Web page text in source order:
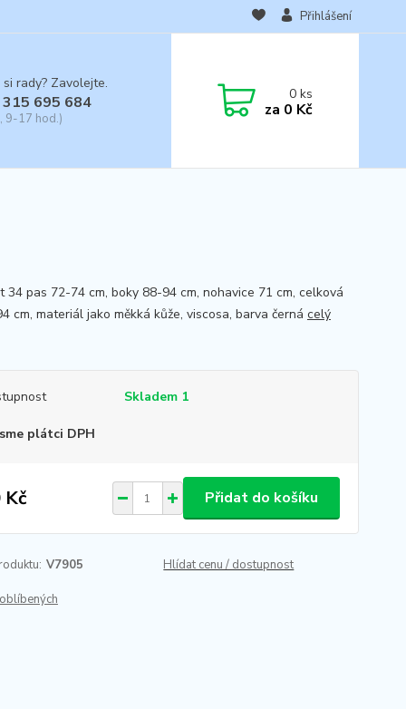
Přihlášení
rady? Zavolejte.
695 684
9-17 hod.)
0ks
za 0 Kč
34 pas 72-74 cm, boky 88-94 cm, nohavice 71 cm, celková
cm, materiál jako měkká kůže, viscosa, barva černá celý
Skladem 1
plátci DPH
Kč Přidat do košíku
V7905 Hlídat cenu / dostupnost